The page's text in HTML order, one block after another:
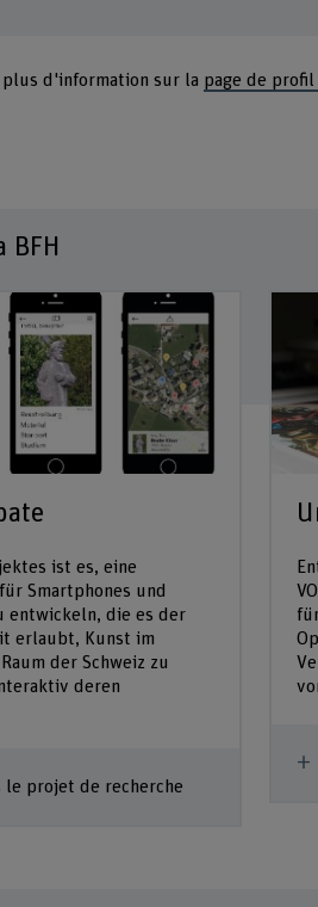
d'information sur la page de profil
BFH
ist es, eine
Smartphones und
entwickeln, die es der
erlaubt, Kunst im
der Schweiz zu
deren
le projet de recherche